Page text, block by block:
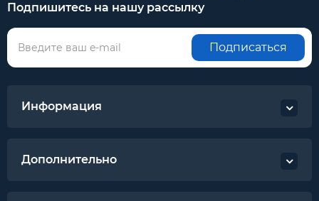
Подпишитесь на нашу рассылку
Подписаться
Информация
Дополнительно